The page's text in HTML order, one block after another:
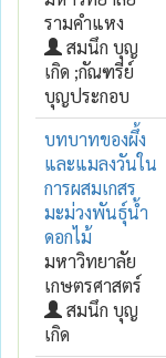
รามคำแหง
สมนึก บุญ
เกิด ;กัณฑรีย์
บุญประกอบ
บทบาทของผึ้ง
และแมลงวันใน
การผสมเกสร
มะม่วงพันธุ์น้ำ
ดอกไม้
มหาวิทยาลัย
เกษตรศาสตร์
สมนึก บุญ
เกิด